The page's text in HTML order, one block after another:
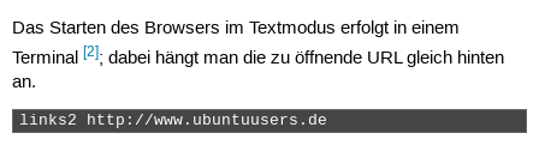
Das Starten des Browsers im Textmodus erfolgt in einem
Terminal [2]; dabei hängt man die zu öffnende URL gleich hinten
an.
links2 http://www.ubuntuusers.de